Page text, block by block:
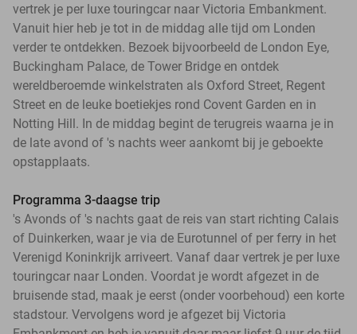
vertrek je per luxe touringcar naar Victoria Embankment.
Vanuit hier heb je tot in de middag alle tijd om Londen
verder te ontdekken. Bezoek bijvoorbeeld de London Eye,
Buckingham Palace, de Tower Bridge en ontdek
wereldberoemde winkelstraten als Oxford Street, Regent
Street en de leuke boetiekjes rond Covent Garden en in
Notting Hill. In de middag begint de terugreis waarna je in
de late avond of 's nachts weer aankomt bij je geboekte
opstapplaats.
Programma 3-daagse trip
's Avonds of 's nachts gaat de reis van start richting Calais
of Duinkerken, waar je via de Eurotunnel of per ferry in het
Verenigd Koninkrijk arriveert. Vanaf daar vertrek je per luxe
touringcar naar Londen. Voordat je wordt afgezet in de
bruisende stad, maak je eerst (onder voorbehoud) een korte
stadstour. Vervolgens word je afgezet bij Victoria